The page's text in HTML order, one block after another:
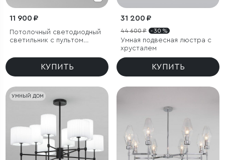
11 900 ₽
Потолочный светодиодный
светильник с пультом
КУПИТЬ
31 200 ₽
44 600 ₽ - 30 %
Умная подвесная люстра с
хрусталем
КУПИТЬ
УМНЫЙ ДОМ